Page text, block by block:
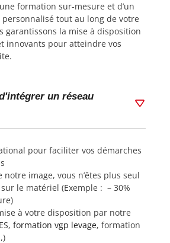
formation sur-mesure et d’un
tout au long de votre
garantissons la mise à disposition
innovants pour atteindre vos
un réseau
pour faciliter vos démarches
notre image, vous n’êtes plus seul
le matériel (Exemple : – 30%
à votre disposition par notre
formation vgp levage, formation